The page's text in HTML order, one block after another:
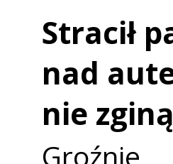
Stracił
nad
nie